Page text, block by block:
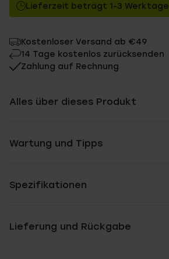
Lieferzeit beträgt 1-3 Werktage
Kostenloser Versand ab €49
14 Tage kostenlos zurücksenden
Zahlung auf Rechnung
Alles über dieses Produkt
Wartung und Tipps
Spezifikationen
Lieferung und Rückgabe